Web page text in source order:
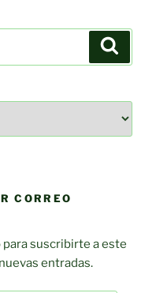
CORREO
suscribirte a este
entradas.